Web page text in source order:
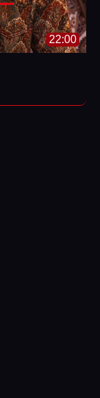
22:00